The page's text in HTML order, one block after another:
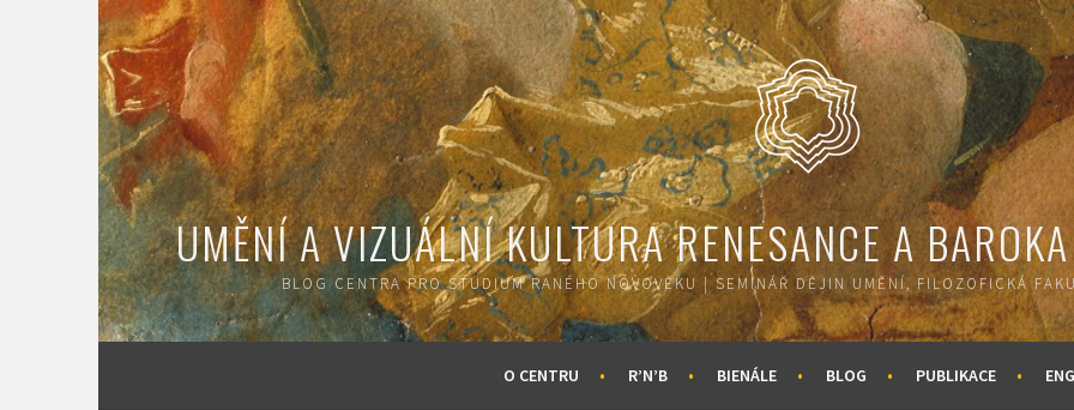
Skip
to
content
UMĚNÍ A VIZUÁLNÍ KULTURA RENESANCE A
BLOG CENTRA PRO STUDIUM RANÉHO NOVOVĚKU | SEMINÁŘ DĚJIN UMĚNÍ, FILOZOFICKÁ
O CENTRU R’N’B BIENÁLE BLOG PUBLIKACE